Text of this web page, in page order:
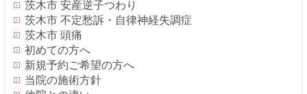
茨木市 安産逆子つわり
茨木市 不定愁訴・自律神経失調症
茨木市 頭痛
初めての方へ
新規予約ご希望の方へ
当院の施術方針